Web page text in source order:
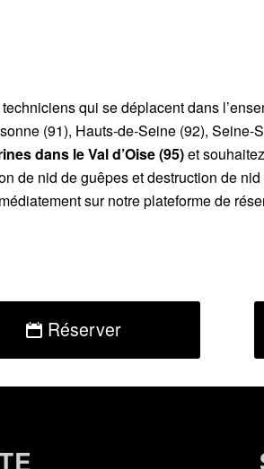
qui se déplacent dans
(91), Hauts-de-Seine (92), Seine-
dans le Val d’Oise (95)et
de nid de guêpes et destruction de
sur notre plateforme de
Réserver